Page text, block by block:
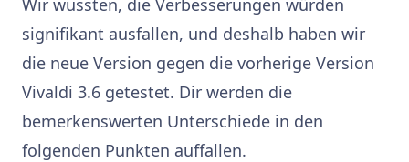
signifikant ausfallen, und deshalb haben wir
die neue Version gegen die vorherige Version
Vivaldi 3.6 getestet. Dir werden die
bemerkenswerten Unterschiede in den
folgenden Punkten auffallen.